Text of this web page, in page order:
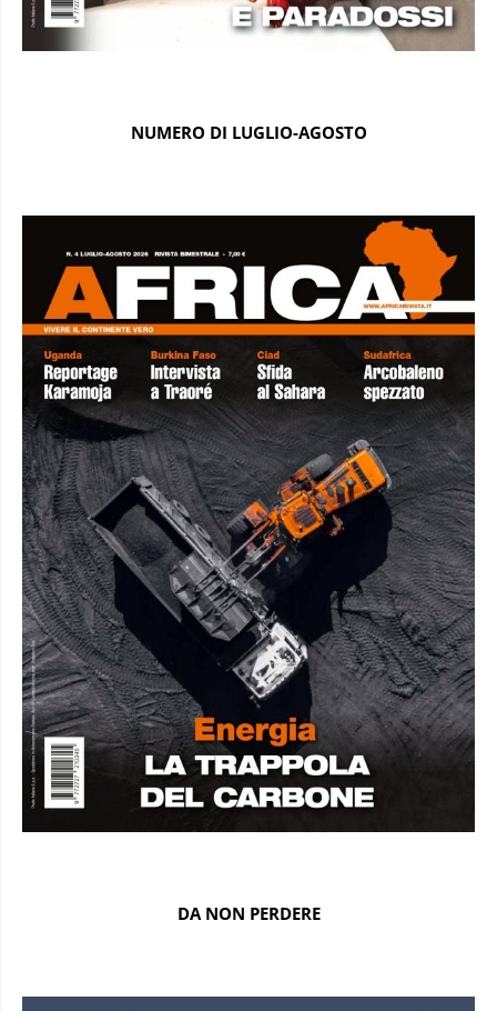
NUMERO DI LUGLIO-AGOSTO
DA NON PERDERE